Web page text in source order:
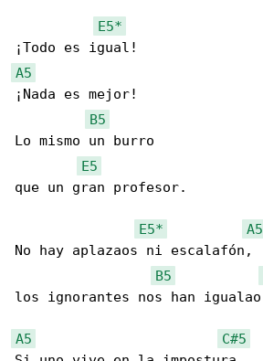
E5*
A5
¡Nada es mejor!
B5
Lo mismo un burro
E5
que un gran profesor.
E5*
A5
No hay aplazaos ni escalafón,
B5
los ignorantes nos han
A5 C#5